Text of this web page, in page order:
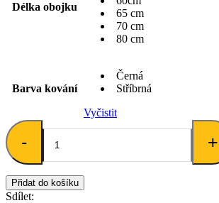
Délka obojku
65 cm
70 cm
80 cm
Barva kování
Černá
Stříbrná
Vyčistit
-
psy
Doglead
38mm
množství
+
Přidat do košíku
Sdílet: